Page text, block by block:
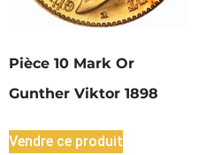
Pièce 10 Mark Or
Gunther Viktor 1898
Vendre ce produit